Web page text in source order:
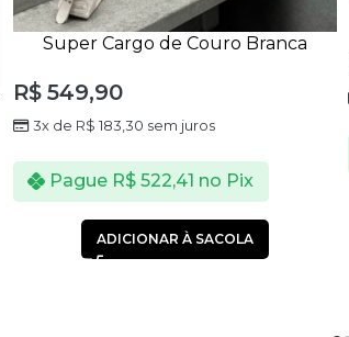
Super Cargo de Couro Branca
R$549,90
3x de R$ 183,30 sem juros
Pague R$ 522,41 no Pix
ADICIONAR À SACOLA